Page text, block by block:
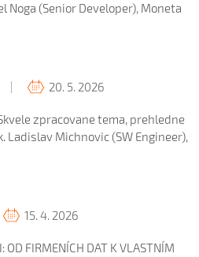
Noga (Senior Developer), Moneta
20. 5. 2026
Skvele zpracovane tema, prehledne
Ladislav Michnovic (SW Engineer),
15. 4. 2026
OD FIRMENÍCH DAT K VLASTNÍM